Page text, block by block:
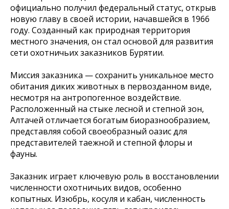
официально получил федеральный статус, открыв
новую главу в своей истории, начавшейся в 1966
году. Созданный как природная территория
местного значения, он стал основой для развития
сети охотничьих заказников Бурятии.
Миссия заказника — сохранить уникальное место
обитания диких животных в первозданном виде,
несмотря на антропогенное воздействие.
Расположенный на стыке лесной и степной зон,
Алтачей отличается богатым биоразнообразием,
представляя собой своеобразный оазис для
представителей таежной и степной флоры и
фауны.
Заказник играет ключевую роль в восстановлении
численности охотничьих видов, особенно
копытных. Изюбрь, косуля и кабан, численность